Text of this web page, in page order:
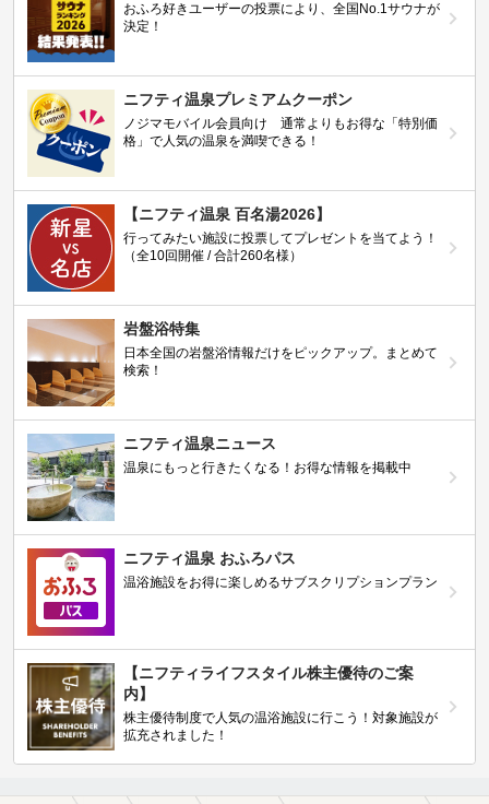
おふろ好きユーザーの投票により、全国No.1サウナが
決定！
ニフティ温泉プレミアムクーポン
ノジマモバイル会員向け 通常よりもお得な「特別価
格」で人気の温泉を満喫できる！
【ニフティ温泉 百名湯2026】
行ってみたい施設に投票してプレゼントを当てよう！
（全10回開催 / 合計260名様）
岩盤浴特集
日本全国の岩盤浴情報だけをピックアップ。まとめて
検索！
ニフティ温泉ニュース
温泉にもっと行きたくなる！お得な情報を掲載中
ニフティ温泉 おふろパス
温浴施設をお得に楽しめるサブスクリプションプラン
【ニフティライフスタイル株主優待のご案
内】
株主優待制度で人気の温浴施設に行こう！対象施設が
拡充されました！